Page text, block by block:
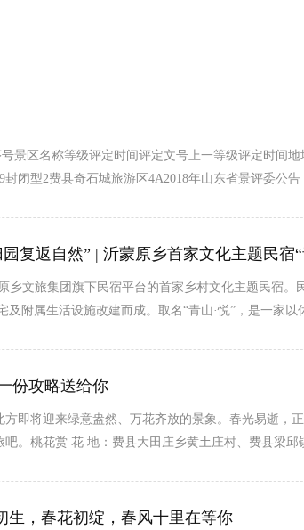
景区名称等级评定时间评定文号上一等级评定时间
封闭型2费县奇石城旅游区4A2018年山东省景评委公
复返自然” | 沂蒙原乡首家文化主题民宿“
乡文旅集团旗下民宿平台的首家乡村文化主题民宿
及附属生活设施改建而成。取名“青山·悦”，是一
份攻略送给你
方即将迎来绿意盎然、万花齐放的景象。春光易逝，
。桃花赏 花 地：费县大田庄乡黄土庄村、费县梁
生，春花初绽，春风十里在等你